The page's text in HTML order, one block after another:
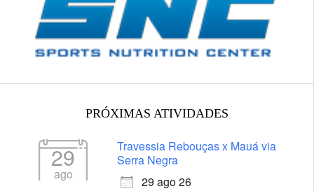
PRÓXIMAS ATIVIDADES
29
ago
Travessia Rebouças x Mauá via
Serra Negra
29 ago 26